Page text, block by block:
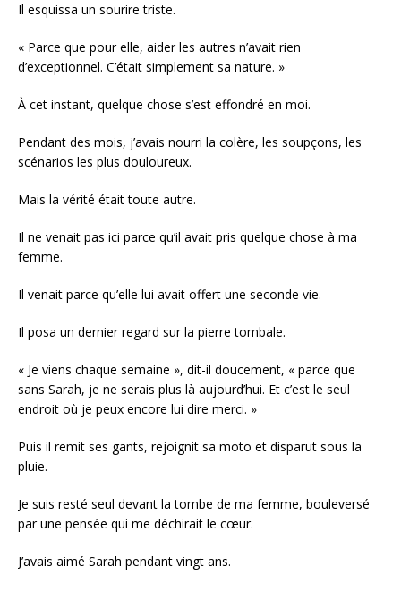
Il esquissa un sourire triste.
« Parce que pour elle, aider les autres n’avait rien
d’exceptionnel. C’était simplement sa nature. »
À cet instant, quelque chose s’est effondré en moi.
Pendant des mois, j’avais nourri la colère, les soupçons, les
scénarios les plus douloureux.
Mais la vérité était toute autre.
Il ne venait pas ici parce qu’il avait pris quelque chose à ma
femme.
Il venait parce qu’elle lui avait offert une seconde vie.
Il posa un dernier regard sur la pierre tombale.
« Je viens chaque semaine », dit-il doucement, « parce que
sans Sarah, je ne serais plus là aujourd’hui. Et c’est le seul
endroit où je peux encore lui dire merci. »
Puis il remit ses gants, rejoignit sa moto et disparut sous la
pluie.
Je suis resté seul devant la tombe de ma femme, bouleversé
par une pensée qui me déchirait le cœur.
J’avais aimé Sarah pendant vingt ans.